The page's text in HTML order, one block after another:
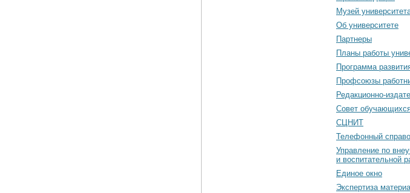
Музей
Об университете
Партнеры
Планы работы
Программа
Профсоюзы
Редакционно-
Cовет
СЦНИТ
Телефонный
Управление по
и воспитательной
Единое окно
Экспертиза